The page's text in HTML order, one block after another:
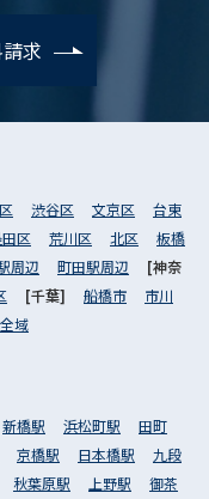
求
渋谷区 文京区
台東
区 荒川区 北区
板橋
周辺 町田駅周辺
[神奈
[千葉] 船橋市
市川
域
新橋駅 浜松町駅
田町
京橋駅 日本橋駅
九段
秋葉原駅 上野駅
御茶